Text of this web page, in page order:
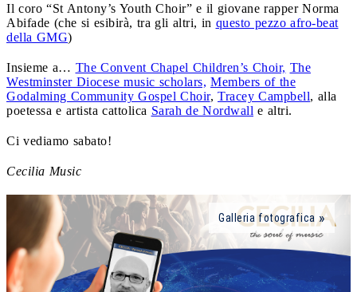
Il coro “St Antony’s Youth Choir” e il giovane rapper Norma
Abifade (che si esibirà, tra gli altri, in questo pezzo afro-beat
della GMG)
Insieme a… The Convent Chapel Children’s Choir, The
Westminster Diocese music scholars, Members of the
Godalming Community Gospel Choir, Tracey Campbell, alla
poetessa e artista cattolica Sarah de Nordwall e altri.
Ci vediamo sabato!
Cecilia Music
Galleria fotografica